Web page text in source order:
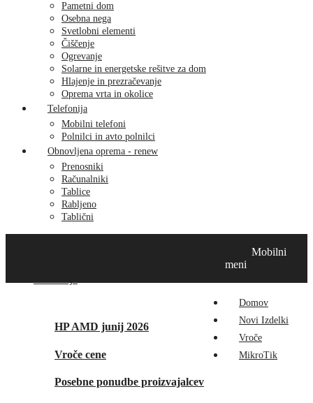
Pametni dom
Osebna nega
Svetlobni elementi
Čiščenje
Ogrevanje
Solarne in energetske rešitve za dom
Hlajenje in prezračevanje
Oprema vrta in okolice
Telefonija
Mobilni telefoni
Polnilci in avto polnilci
Obnovljena oprema - renew
Prenosniki
Računalniki
Tablice
Rabljeno
Tablični
HP AMD junij 2026
Vroče cene
Posebne ponudbe proizvajalcev
Mobilni
meni
Domov
Novi Izdelki
Vroče
MikroTik